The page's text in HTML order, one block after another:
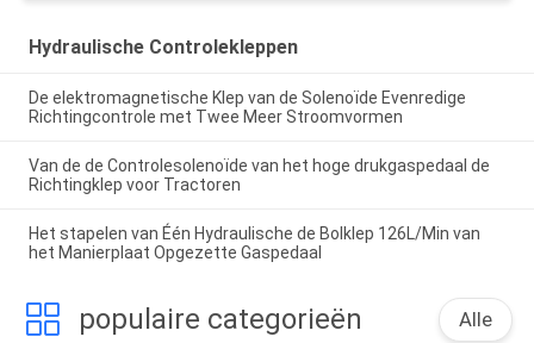
Hydraulische Controlekleppen
De elektromagnetische Klep van de Solenoïde Evenredige
Richtingcontrole met Twee Meer Stroomvormen
Van de de Controlesolenoïde van het hoge drukgaspedaal de
Richtingklep voor Tractoren
Het stapelen van Één Hydraulische de Bolklep 126L/Min van
het Manierplaat Opgezette Gaspedaal
populaire categorieën Alle